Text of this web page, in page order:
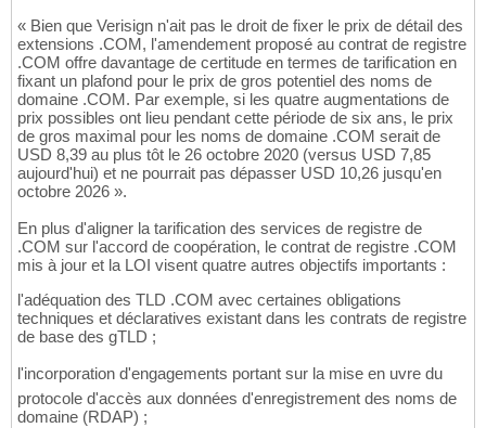
« Bien que Verisign n'ait pas le droit de fixer le prix de détail des
extensions .COM, l'amendement proposé au contrat de registre
.COM offre davantage de certitude en termes de tarification en
fixant un plafond pour le prix de gros potentiel des noms de
domaine .COM. Par exemple, si les quatre augmentations de
prix possibles ont lieu pendant cette période de six ans, le prix
de gros maximal pour les noms de domaine .COM serait de
USD 8,39 au plus tôt le 26 octobre 2020 (versus USD 7,85
aujourd'hui) et ne pourrait pas dépasser USD 10,26 jusqu'en
octobre 2026 ».
En plus d'aligner la tarification des services de registre de
.COM sur l'accord de coopération, le contrat de registre .COM
mis à jour et la LOI visent quatre autres objectifs importants :
l'adéquation des TLD .COM avec certaines obligations
techniques et déclaratives existant dans les contrats de registre
de base des gTLD ;
l'incorporation d'engagements portant sur la mise en uvre du
protocole d'accès aux données d'enregistrement des noms de
domaine (RDAP) ;